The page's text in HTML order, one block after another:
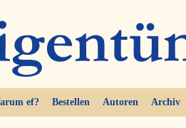
ef? Bestellen Autoren Archiv